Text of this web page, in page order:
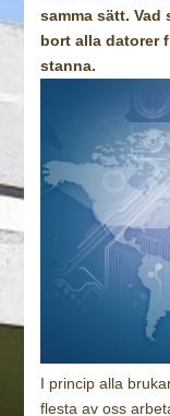
samma sätt.
bort alla datorer
stanna.
I princip alla
flesta av oss